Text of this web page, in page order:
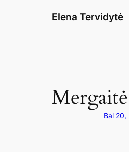
Elena Tervidytė
Bal 20,